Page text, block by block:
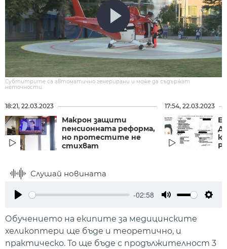
Субтитрите са автоматично генерирани и може да съдържат
неточности.
18:21, 22.03.2023
Макрон защити
пенсионната реформа,
но протестите не
стихват
17:54, 22.03.2023
Слушай новината
-02:58
Обучението на екипите за медицинските
хеликоптери ще бъде и теоретично, и
практическо. То ще бъде с продължителност 3